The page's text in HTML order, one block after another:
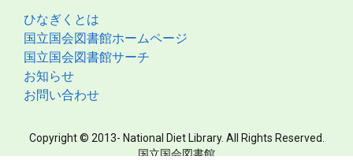
ひなぎくとは
国立国会図書館ホームページ
国立国会図書館サーチ
お知らせ
お問い合わせ
Copyright © 2013- National Diet Library. All Rights Reserved.